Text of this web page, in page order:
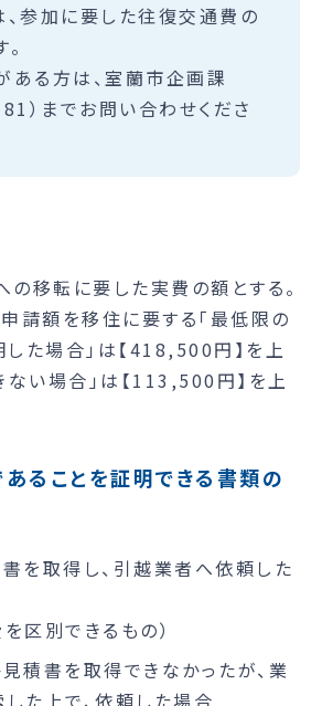
、参加に要した往復交通費の
ある方は、室蘭市企画課
）までお問い合わせくださ
移転に要した実費の額とする。
請額を移住に要する「最低限の
た場合」は【418,500円】を上
ない場合」は【113,500円】を上
ることを証明できる書類の
を取得し、引越業者へ依頼した
区別できるもの）
積書を取得できなかったが、業
た上で、依頼した場合